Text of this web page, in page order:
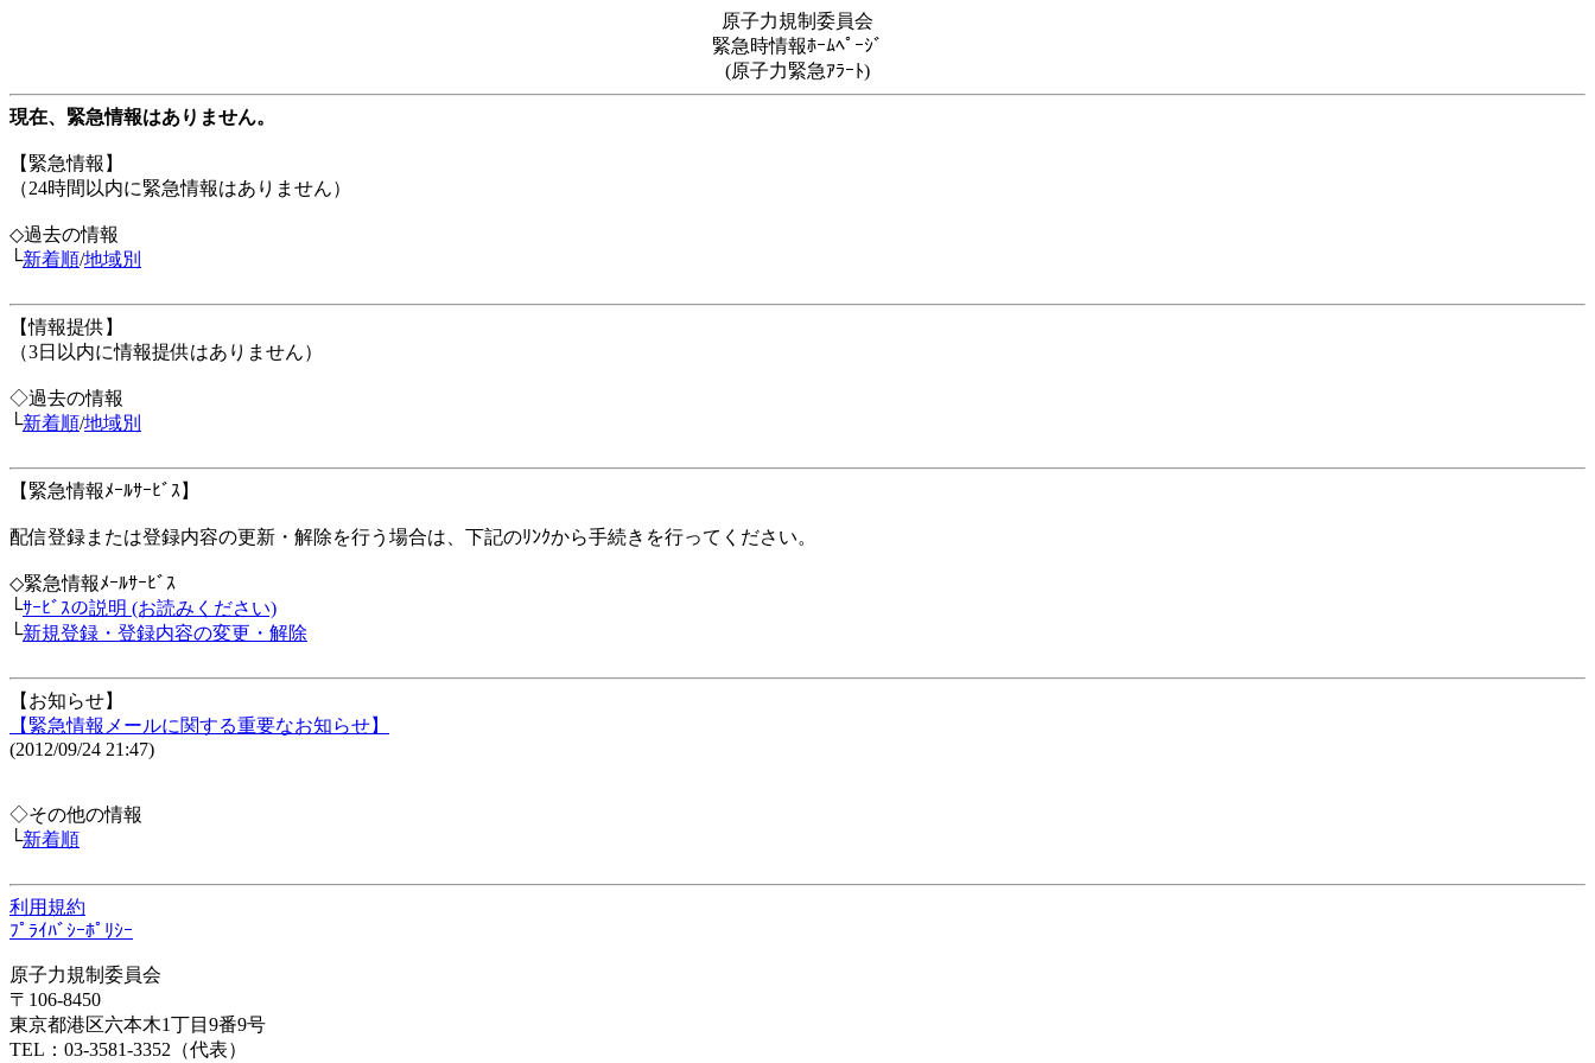
原子力規制委員会
緊急時情報ﾎｰﾑﾍﾟｰｼﾞ
(原子力緊急ｱﾗｰﾄ)
現在、緊急情報はありません。
【緊急情報】
（24時間以内に緊急情報はありません）
◇過去の情報
└新着順/地域別
【情報提供】
（3日以内に情報提供はありません）
◇過去の情報
└新着順/地域別
【緊急情報ﾒｰﾙｻｰﾋﾞｽ】
配信登録または登録内容の更新・解除を行う場合は、下記のﾘﾝｸから手続きを行ってください。
◇緊急情報ﾒｰﾙｻｰﾋﾞｽ
└ｻｰﾋﾞｽの説明 (お読みください)
└新規登録・登録内容の変更・解除
【お知らせ】
【緊急情報メールに関する重要なお知らせ】
(2012/09/24 21:47)
◇その他の情報
└新着順
利用規約
ﾌﾟﾗｲﾊﾞｼｰﾎﾟﾘｼｰ
原子力規制委員会
〒106-8450
東京都港区六本木1丁目9番9号
TEL：03-3581-3352（代表）